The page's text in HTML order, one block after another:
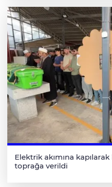
Elektrik akımına
toprağa verildi